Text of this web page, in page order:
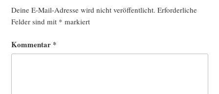
Deine E-Mail-Adresse wird nicht veröffentlicht. Erforderliche
Felder sind mit * markiert
Kommentar *